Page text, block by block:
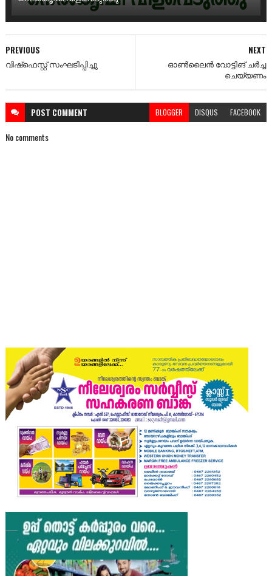
NEXT
ഓൺലൈൻ വോട്ടിങ് ചർച്ച
ചെയ്യണം
PREVIOUS
വിഷ്‌ഫെസ്റ്റ് സംഘടിപ്പിച്ചു
POST COMMENT BLOGGER DISQUS FACEBOOK
No comments